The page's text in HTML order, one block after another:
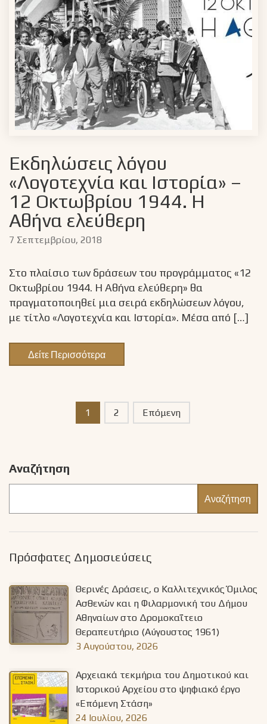
Εκδηλώσεις λόγου
«Λογοτεχνία και Ιστορία» –
12 Οκτωβρίου 1944. Η
Αθήνα ελεύθερη
7 Σεπτεμβρίου, 2018
Στο πλαίσιο των δράσεων του προγράμματος «12
Οκτωβρίου 1944. Η Αθήνα ελεύθερη» θα
πραγματοποιηθεί μια σειρά εκδηλώσεων λόγου,
με τίτλο «Λογοτεχνία και Ιστορία». Μέσα από […]
Δείτε Περισσότερα
t
n
v
i
g
a
t
i
o
n
1 2 Επόμενη
Αναζήτηση
Αναζήτηση
Πρόσφατες Δημοσιεύσεις
Θερινές Δράσεις, ο Καλλιτεχνικός Όμιλος
Ασθενών και η Φιλαρμονική του Δήμου
Αθηναίων στο Δρομοκαΐτειο
Θεραπευτήριο (Αύγουστος 1961)
3 Αυγούστου, 2026
Αρχειακά τεκμήρια του Δημοτικού και
Ιστορικού Αρχείου στο ψηφιακό έργο
«Επόμενη Στάση»
24 Ιουλίου, 2026